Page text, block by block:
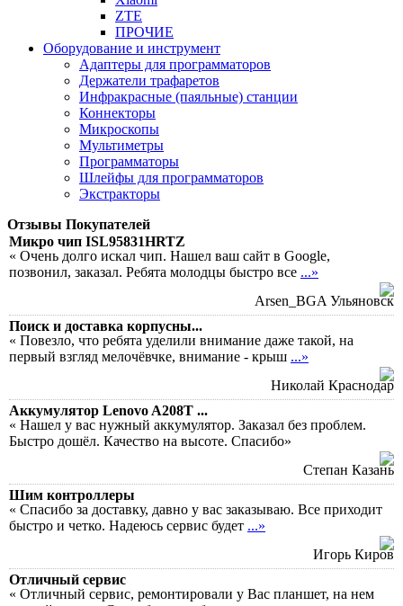
ZTE
ПРОЧИЕ
Оборудование и инструмент
Адаптеры для программаторов
Держатели трафаретов
Инфракрасные (паяльные) станции
Коннекторы
Микроскопы
Мультиметры
Программаторы
Шлейфы для программаторов
Экстракторы
Отзывы Покупателей
Микро чип ISL95831HRTZ
« Очень долго искал чип. Нашел ваш сайт в Google,
позвонил, заказал. Ребята молодцы быстро все ...»
Arsen_BGA Ульяновск
Поиск и доставка корпусны...
« Повезло, что ребята уделили внимание даже такой, на
первый взгляд мелочёвчке, внимание - крыш ...»
Николай Краснодар
Аккумулятор Lenovo A208T ...
« Нашел у вас нужный аккумулятор. Заказал без проблем.
Быстро дошёл. Качество на высоте. Спасибо»
Степан Казань
Шим контроллеры
« Спасибо за доставку, давно у вас заказываю. Все приходит
быстро и четко. Надеюсь сервис будет ...»
Игорь Киров
Отличный сервис
« Отличный сервис, ремонтировали у Вас планшет, на нем